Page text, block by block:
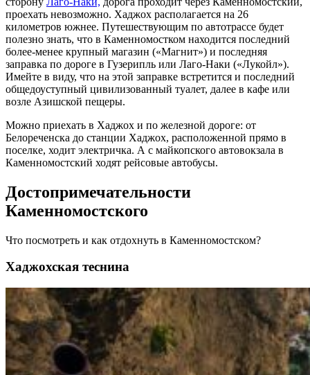
проехать невозможно. Хаджох располагается на 26
километров южнее. Путешествующим по автотрассе будет
полезно знать, что в Каменномостком находится последний
более-менее крупный магазин («Магнит») и последняя
заправка по дороге в Гузерипль или Лаго-Наки («Лукойл»).
Имейте в виду, что на этой заправке встретится и последний
общедоуступный цивилизованный туалет, далее в кафе или
возле Азишской пещеры.
Можно приехать в Хаджох и по железной дороге: от
Белореченска до станции Хаджох, расположенной прямо в
поселке, ходит электричка. А с майкопского автовокзала в
Каменномостский ходят рейсовые автобусы.
Достопримечательности
Каменномостского
Что посмотреть и как отдохнуть в Каменномостском?
Хаджохская теснина